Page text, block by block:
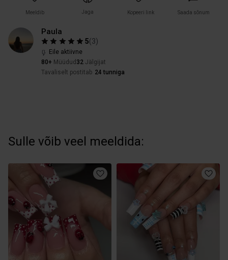
Meeldib Jaga Kopeeri link Saada sõnum
Paula
5(3)
Eile aktiivne
80+ Müüdud 32 Jälgijat
Tavaliselt postitab 24 tunniga
Sulle võib veel meeldida: